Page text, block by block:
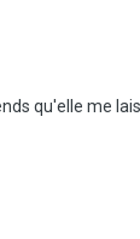
qu'elle me